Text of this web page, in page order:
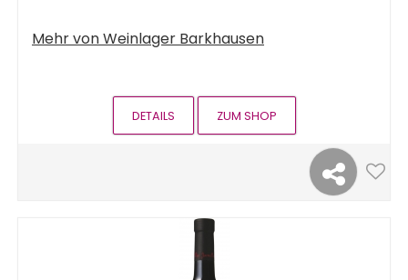
Mehr vonWeinlager Barkhausen
DETAILS ZUM SHOP